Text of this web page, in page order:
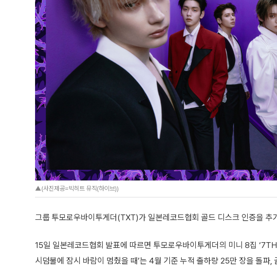
▲(사진제공=빅히트 뮤직(하이브))
그룹 투모로우바이투게더(TXT)가 일본레코드협회 골드 디스크 인증을 추
15일 일본레코드협회 발표에 따르면 투모로우바이투게더의 미니 8집
시덤불에 잠시 바람이 멈췄을 때’는 4월 기준 누적 출하량 25만 장을 돌파,